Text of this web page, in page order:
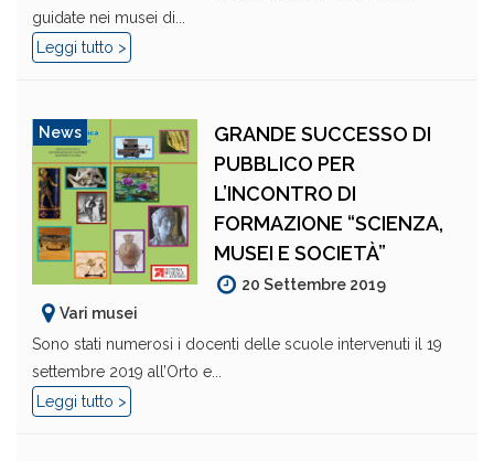
guidate nei musei di...
Leggi tutto >
News
GRANDE SUCCESSO DI
PUBBLICO PER
L’INCONTRO DI
FORMAZIONE “SCIENZA,
MUSEI E SOCIETÀ”
20 Settembre 2019
Vari musei
Sono stati numerosi i docenti delle scuole intervenuti il 19
settembre 2019 all’Orto e...
Leggi tutto >